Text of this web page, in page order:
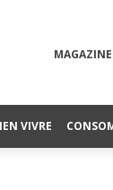
VIVRE